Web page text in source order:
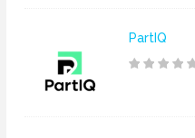
PartIQ